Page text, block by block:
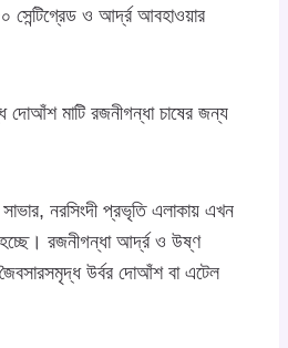
ও আর্দ্র আবহাওয়ার
দোআঁশ মাটি রজনীগন্ধা চাষের জন্য
নরসিংদী প্রভৃতি এলাকায় এখন
রজনীগন্ধা আর্দ্র ও উষ্ণ
উর্বর দোআঁশ বা এটেল